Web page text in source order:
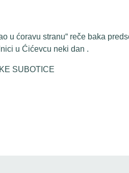
u ćoravu stranu“ reče baka
u Ćićevcu neki dan .
SUBOTICE